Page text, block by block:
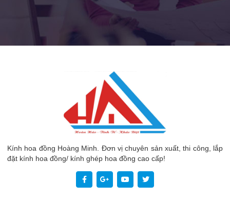
Kính hoa đồng Hoàng Minh. Đơn vị chuyên sản xuất, thi công, lắp
đặt kính hoa đồng/ kính ghép hoa đồng cao cấp!